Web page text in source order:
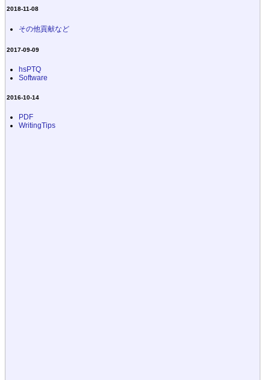
2018-11-08
その他貢献など
2017-09-09
hsPTQ
Software
2016-10-14
PDF
WritingTips